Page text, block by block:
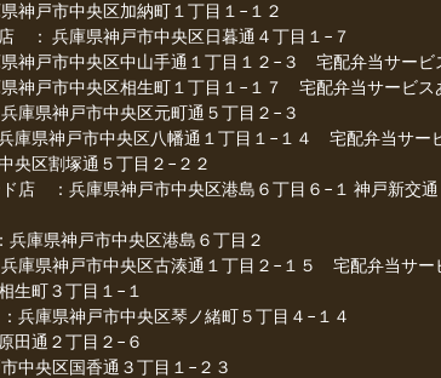
神戸市中央区加納町１丁目１−１２
： 兵庫県神戸市中央区日暮通４丁目１−７
神戸市中央区中山手通１丁目１２−３ 宅配弁当サービ
神戸市中央区相生町１丁目１−１７ 宅配弁当サービス
庫県神戸市中央区元町通５丁目２−３
庫県神戸市中央区八幡通１丁目１−１４ 宅配弁当サー
央区割塚通５丁目２−２２
ド店 ：兵庫県神戸市中央区港島６丁目６−１ 神戸新交
庫県神戸市中央区港島６丁目２
庫県神戸市中央区古湊通１丁目２−１５ 宅配弁当サー
生町３丁目１−１
兵庫県神戸市中央区琴ノ緒町５丁目４−１４
田通２丁目２−６
中央区国香通３丁目１−２３